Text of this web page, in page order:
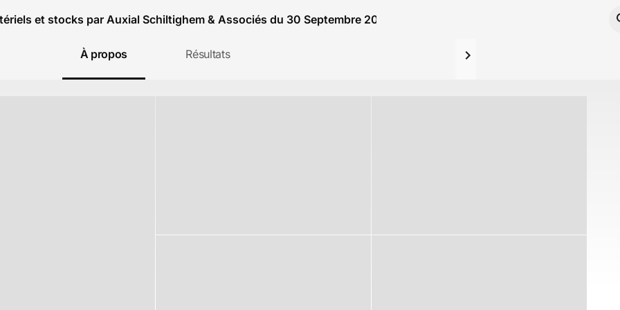
et stocks par Auxial Schiltighem & Associés du 30 Septembre 2022
À propos Résultats